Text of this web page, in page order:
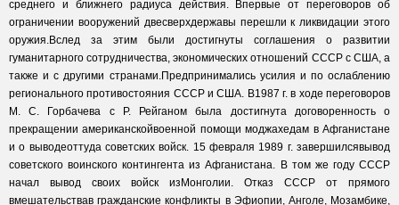
среднего и ближнего радиуса действия. Впервые от переговоров об
ограничении вооружений двесверхдержавы перешли к ликвидации этого
оружия.Вслед за этим были достигнуты соглашения о развитии
гуманитарного сотрудничества, экономических отношений СССР с США, а
также и с другими странами.Предпринимались усилия и по ослаблению
регионального противостояния СССР и США. В1987 г. в ходе переговоров
М. С. Горбачева с Р. Рейганом была достигнута договоренность о
прекращении американскойвоенной помощи моджахедам в Афганистане
и о выводеоттуда советских войск. 15 февраля 1989 г. завершилсявывод
советского воинского контингента из Афганистана. В том же году СССР
начал вывод своих войск изМонголии. Отказ СССР от прямого
вмешательствав гражданские конфликты в Эфиопии, Анголе, Мозамбике,